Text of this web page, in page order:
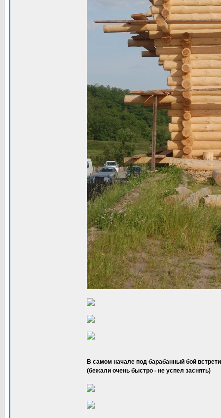
В самом начале под барабанный бой
(бежали очень быстро - не успел заснять)